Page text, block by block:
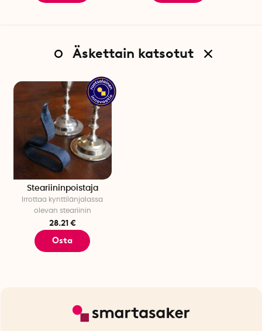
Äskettain katsotut
Steariininpoistaja
Irrottaa kynttilänjalassa
olevan steariinin
28.21 €
Osta